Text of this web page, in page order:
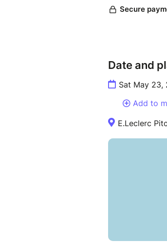
Date and
Sat May 23,
Add to
E.Leclerc